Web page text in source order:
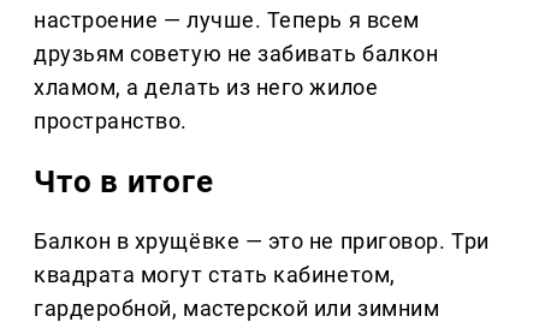
настроение — лучше. Теперь я всем
друзьям советую не забивать балкон
хламом, а делать из него жилое
пространство.
Что в итоге
Балкон в хрущёвке — это не приговор. Три
квадрата могут стать кабинетом,
гардеробной, мастерской или зимним